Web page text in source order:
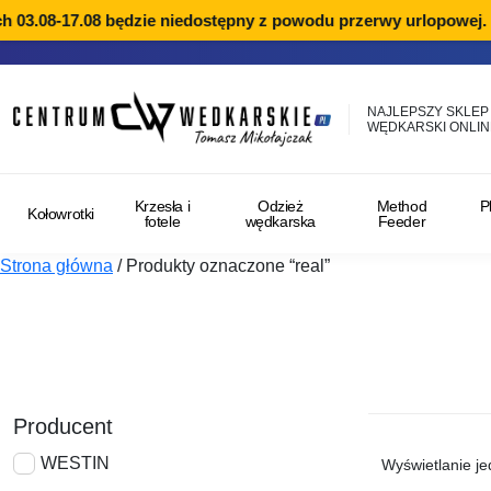
17.08 będzie niedostępny z powodu przerwy urlopowej.
NAJLEPSZY SKLEP
WĘDKARSKI
Kołowrotki
Krzesła i
fotele
Odzież
wędkarska
Method
Feeder
Strona główna /Produkty oznaczone “real”
Producent
WESTIN Wyświetlanie